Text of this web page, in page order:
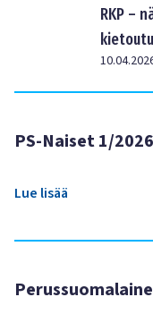
RKP –
PS-Naiset 1/2026
Lue lisää